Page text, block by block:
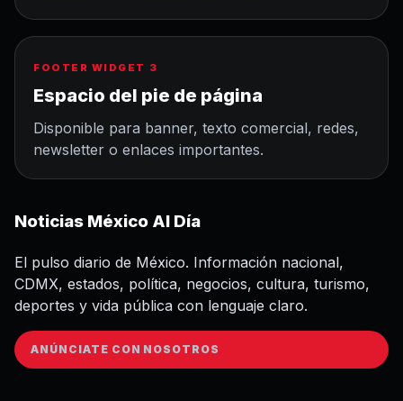
FOOTER WIDGET 3
Espacio del pie de página
Disponible para banner, texto comercial, redes,
newsletter o enlaces importantes.
Noticias México Al Día
El pulso diario de México. Información nacional,
CDMX, estados, política, negocios, cultura, turismo,
deportes y vida pública con lenguaje claro.
ANÚNCIATE CON NOSOTROS